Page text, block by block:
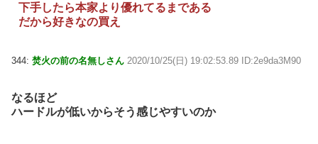
下手したら本家より優れてるまである
だから好きなの買え
344: 焚火の前の名無しさん 2020/10/25(日) 19:02:53.89 ID:2e9da3M90
なるほど
ハードルが低いからそう感じやすいのか